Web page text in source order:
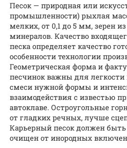
Песок — природная или
промышленности) рыхлая
мелких, от 0,1 до 5 мм, зерен
минералов. Качество
песка определяет качество
особенности технологии
Геометрическая форма и
песчинок важны для
смеси нужной формы и
взаимодействия с известью
автоклаве. Остроугольные
от гладких речных, лучше
Карьерный песок должен быть
очищен от инородных